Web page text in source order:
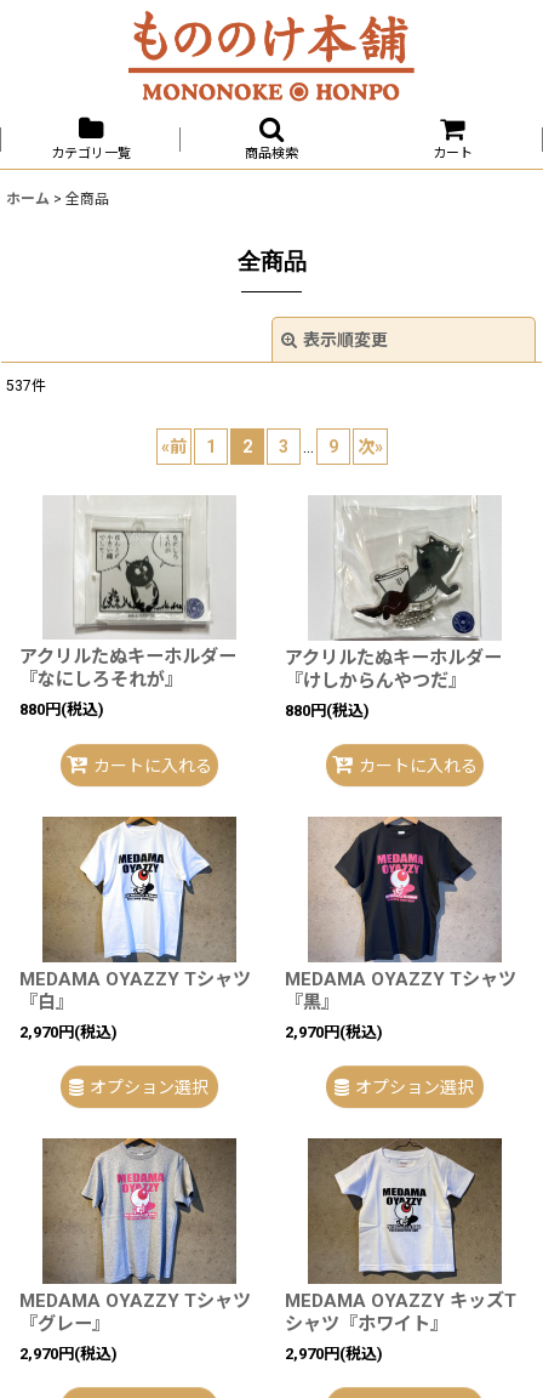
カテゴリ一覧 商品検索 カート
ホーム > 全商品
全商品
表示順変更
537件
«前 1 2 3 9 次»
アクリルたぬキーホルダー
『なにしろそれが』
880円 (税込)
カートに入れる
アクリルたぬキーホルダー
『けしからんやつだ』
880円 (税込)
カートに入れる
MEDAMA OYAZZY Tシャツ
『白』
2,970円 (税込)
オプション選択
MEDAMA OYAZZY Tシャツ
『黒』
2,970円 (税込)
オプション選択
MEDAMA OYAZZY Tシャツ
『グレー』
2,970円 (税込)
MEDAMA OYAZZY キッズT
シャツ『ホワイト』
2,970円 (税込)